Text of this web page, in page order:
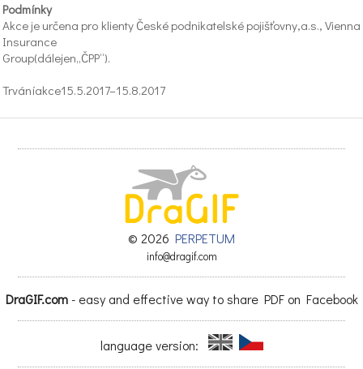
Podmínky
Akce je určena pro klienty České podnikatelské pojišťovny,a.s., Vienna
Insurance
Group(dálejen„ČPP“).
Trváníakce15.5.2017–15.8.2017
Podmínkyakce
Domexzíská pojištěníodcizení jízdního kolana místě jiném v
10000Kč(zavšechnyvěci)poceloudobutrvánípojistnésmlouvyZDARMA.
vzniká jen
tehdy, bylo-li jízdní kolo připevněno lanovým ocelovým zámkem
© 2026 PERPETUM
info@dragif.com
DraGIF.com- easy and effective way to share PDF on Facebook
language version: